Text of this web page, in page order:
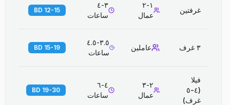
غرفتين
١-٢
عمال
٣-٤
ساعات
12-15 BD
٣ غرف عاملين
٣.٥-٤.٥
ساعات
15-19 BD
فيلا
(٤-٥
غرف)
٢-٣
عمال
٤-٦
ساعات
19-30 BD